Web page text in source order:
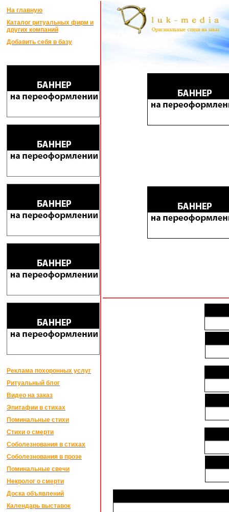
На главную
Каталог ритуальных фирм и
других компаний
Добавить себя в базу
Реклама похоронных услуг
Ритуальный блог
Видео на заказ
Эпитафии в стихах
Поминальные стихи
Стихи о смерти
Соболезнования в стихах
Соболезнования в прозе
Поминальные свечи
Некролог о смерти
Доска объявлений
Календарь выставок